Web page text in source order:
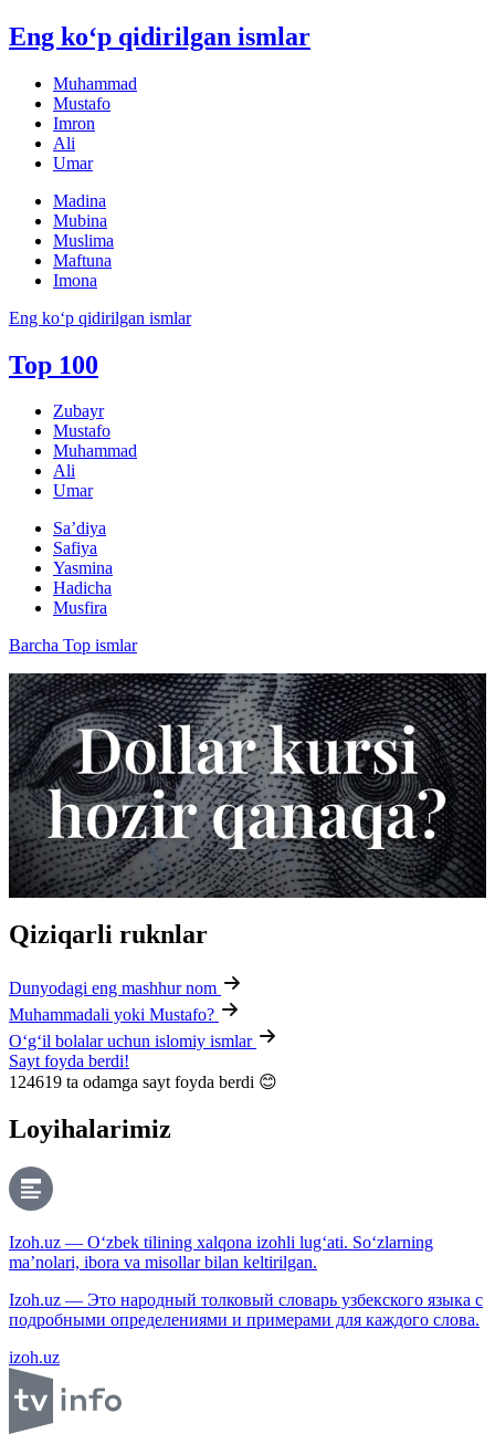
Eng ko‘p qidirilgan ismlar
Muhammad
Mustafo
Imron
Ali
Umar
Madina
Mubina
Muslima
Maftuna
Imona
Eng ko‘p qidirilgan ismlar
Top 100
Zubayr
Mustafo
Muhammad
Ali
Umar
Sa’diya
Safiya
Yasmina
Hadicha
Musfira
Barcha Top ismlar
Qiziqarli ruknlar
Dunyodagi eng mashhur nom
Muhammadali yoki Mustafo?
O‘g‘il bolalar uchun islomiy ismlar
Sayt foyda berdi!
124619 ta odamga sayt foyda berdi 😊
Loyihalarimiz
Izoh.uz — O‘zbek tilining xalqona izohli lug‘ati. So‘zlarning
ma’nolari, ibora va misollar bilan keltirilgan.
Izoh.uz — Это народный толковый словарь узбекского языка с
подробными определениями и примерами для каждого слова.
izoh.uz